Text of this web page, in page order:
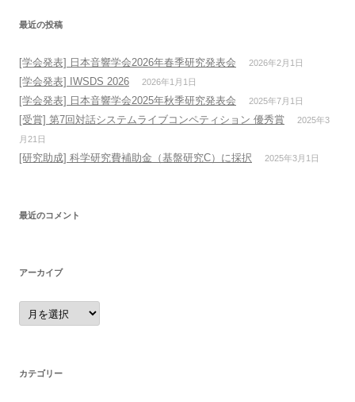
最近の投稿
[学会発表] 日本音響学会2026年春季研究発表会 2026年2月1日
[学会発表] IWSDS 2026 2026年1月1日
[学会発表] 日本音響学会2025年秋季研究発表会 2025年7月1日
[受賞] 第7回対話システムライブコンペティション 優秀賞
2025年3
月21日
[研究助成] 科学研究費補助金（基盤研究C）に採択 2025年3月1日
最近のコメント
アーカイブ
ア
ー
カ
カテゴリー